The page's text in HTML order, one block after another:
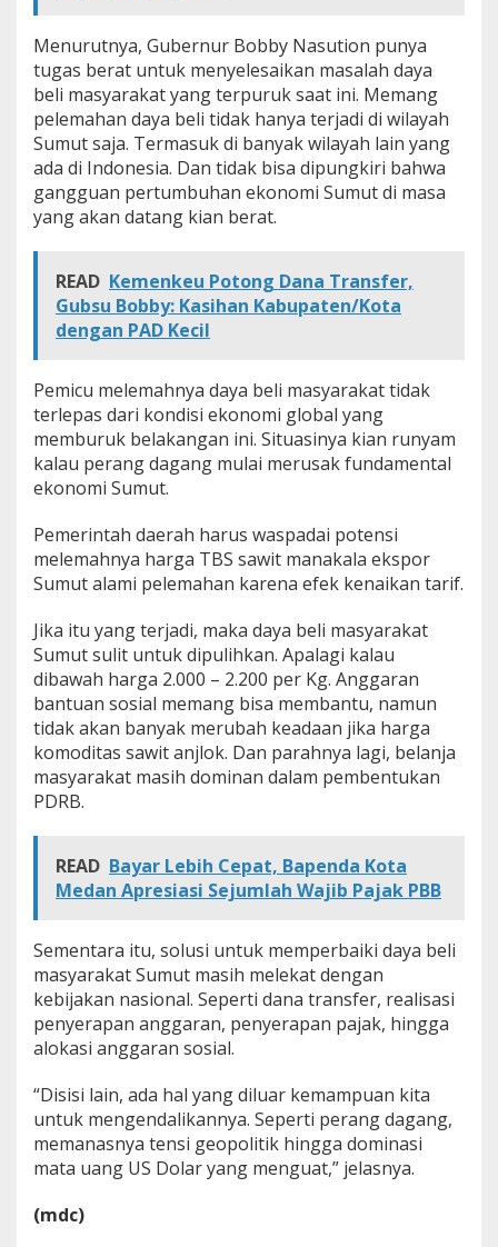
i
n
y
a
!
Menurutnya, Gubernur Bobby Nasution punya
tugas berat untuk menyelesaikan masalah daya
beli masyarakat yang terpuruk saat ini. Memang
pelemahan daya beli tidak hanya terjadi di wilayah
Sumut saja. Termasuk di banyak wilayah lain yang
ada di Indonesia. Dan tidak bisa dipungkiri bahwa
gangguan pertumbuhan ekonomi Sumut di masa
yang akan datang kian berat.
READ Kemenkeu Potong Dana Transfer,
Gubsu Bobby: Kasihan Kabupaten/Kota
dengan PAD Kecil
Pemicu melemahnya daya beli masyarakat tidak
terlepas dari kondisi ekonomi global yang
memburuk belakangan ini. Situasinya kian runyam
kalau perang dagang mulai merusak fundamental
ekonomi Sumut.
Pemerintah daerah harus waspadai potensi
melemahnya harga TBS sawit manakala ekspor
Sumut alami pelemahan karena efek kenaikan tarif.
Jika itu yang terjadi, maka daya beli masyarakat
Sumut sulit untuk dipulihkan. Apalagi kalau
dibawah harga 2.000 – 2.200 per Kg. Anggaran
bantuan sosial memang bisa membantu, namun
tidak akan banyak merubah keadaan jika harga
komoditas sawit anjlok. Dan parahnya lagi, belanja
masyarakat masih dominan dalam pembentukan
PDRB.
READ Bayar Lebih Cepat, Bapenda Kota
Medan Apresiasi Sejumlah Wajib Pajak PBB
Sementara itu, solusi untuk memperbaiki daya beli
masyarakat Sumut masih melekat dengan
kebijakan nasional. Seperti dana transfer, realisasi
penyerapan anggaran, penyerapan pajak, hingga
alokasi anggaran sosial.
“Disisi lain, ada hal yang diluar kemampuan kita
untuk mengendalikannya. Seperti perang dagang,
memanasnya tensi geopolitik hingga dominasi
mata uang US Dolar yang menguat,” jelasnya.
(mdc)